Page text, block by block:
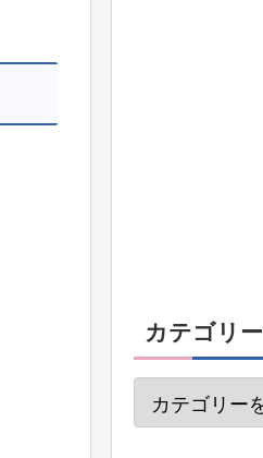
カテゴリー